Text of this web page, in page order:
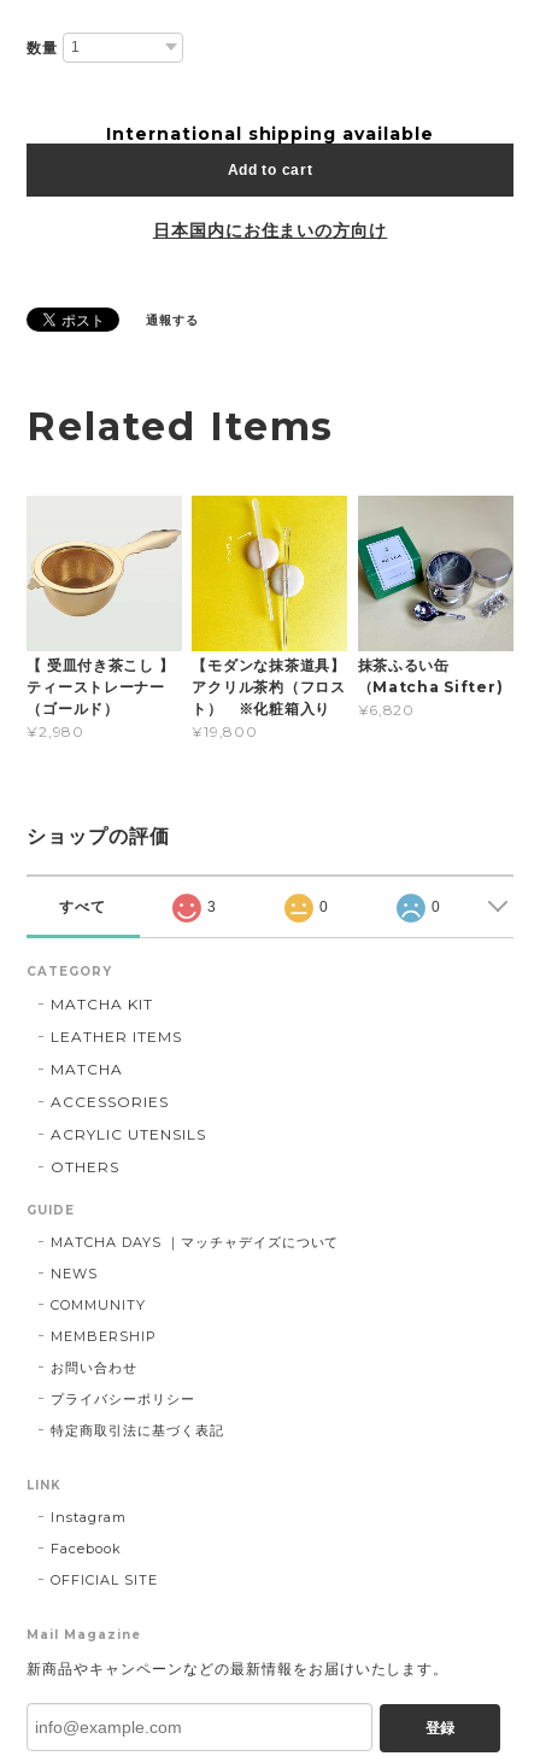
数量
International shipping available
Add to cart
日本国内にお住まいの方向け
通報する
Related Items
【 受皿付き茶こし 】
ティーストレーナー
（ゴールド）
¥2,980
【モダンな抹茶道具】
アクリル茶杓（フロス
ト） ※化粧箱入り
¥19,800
抹茶ふるい缶
（Matcha Sifter)
¥6,820
ショップの評価
すべて 3 0 0
CATEGORY
MATCHA KIT
LEATHER ITEMS
MATCHA
ACCESSORIES
ACRYLIC UTENSILS
OTHERS
GUIDE
MATCHA DAYS ｜マッチャデイズについて
NEWS
COMMUNITY
MEMBERSHIP
お問い合わせ
プライバシーポリシー
特定商取引法に基づく表記
LINK
Instagram
Facebook
OFFICIAL SITE
Mail Magazine
新商品やキャンペーンなどの最新情報をお届けいたします。
登録